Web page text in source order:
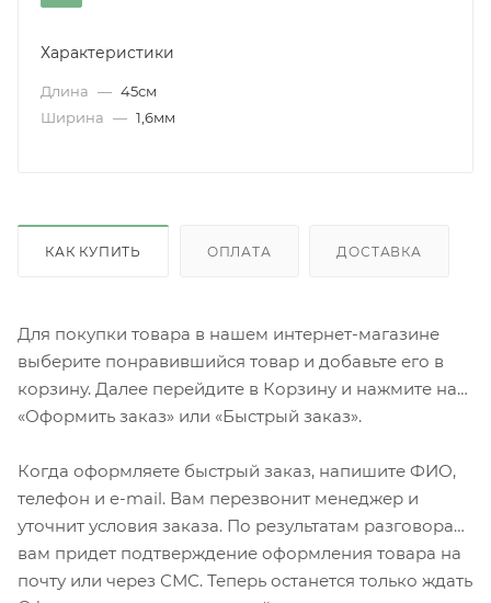
Характеристики
Длина — 45см
Ширина — 1,6мм
КАК КУПИТЬ ОПЛАТА ДОСТАВКА
Для покупки товара в нашем интернет-магазине
выберите понравившийся товар и добавьте его в
корзину. Далее перейдите в Корзину и нажмите на
«Оформить заказ» или «Быстрый заказ».
Когда оформляете быстрый заказ, напишите ФИО,
телефон и e-mail. Вам перезвонит менеджер и
уточнит условия заказа. По результатам разговора
вам придет подтверждение оформления товара на
почту или через СМС. Теперь останется только ждать